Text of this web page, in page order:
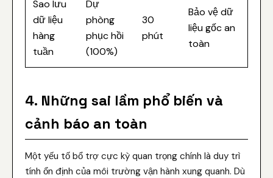
Sao lưu
dữ liệu
hàng
tuần
Dự
phòng
phục hồi
(100%)
30
phút
Bảo vệ dữ
liệu gốc an
toàn
4. Những sai lầm phổ biến và
cảnh báo an toàn
Một yếu tố bổ trợ cực kỳ quan trọng chính là duy trì
tính ổn định của môi trường vận hành xung quanh. Dù